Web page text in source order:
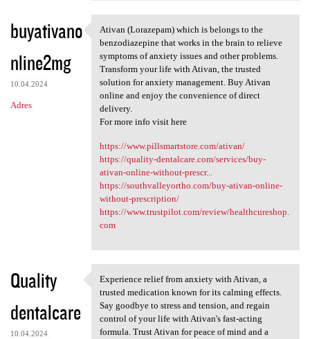
buyativano
nline2mg
10.04.2024
Adres
Ativan (Lorazepam) which is
Ativan (Lorazepam) which is belongs to the
benzodiazepine that works in the brain to relieve
symptoms of anxiety issues and other problems.
Transform your life with Ativan, the trusted
solution for anxiety management. Buy Ativan
online and enjoy the convenience of direct
delivery.
For more info visit here
https://www.pillsmartstore.com/ativan/
https://quality-dentalcare.com/services/buy-
ativan-online-without-prescr...
https://southvalleyortho.com/buy-ativan-online-
without-prescription/
https://www.trustpilot.com/review/healthcureshop.
com
Quality
dentalcare
10.04.2024
Experience relief from
Experience relief from anxiety with Ativan, a
trusted medication known for its calming effects.
Say goodbye to stress and tension, and regain
control of your life with Ativan's fast-acting
formula. Trust Ativan for peace of mind and a